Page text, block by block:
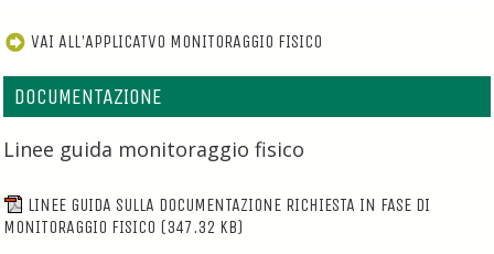
VAI ALL'APPLICATVO MONITORAGGIO FISICO
DOCUMENTAZIONE
Linee guida monitoraggio fisico
LINEE GUIDA SULLA DOCUMENTAZIONE RICHIESTA IN FASE DI
MONITORAGGIO FISICO (347.32 KB)